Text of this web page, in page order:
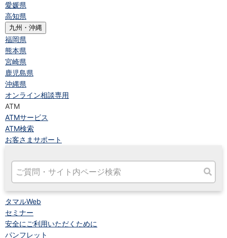
愛媛県
高知県
九州・沖縄
福岡県
熊本県
宮崎県
鹿児島県
沖縄県
オンライン相談専用
ATM
ATMサービス
ATM検索
お客さまサポート
タマルWeb
セミナー
安全にご利用いただくために
パンフレット